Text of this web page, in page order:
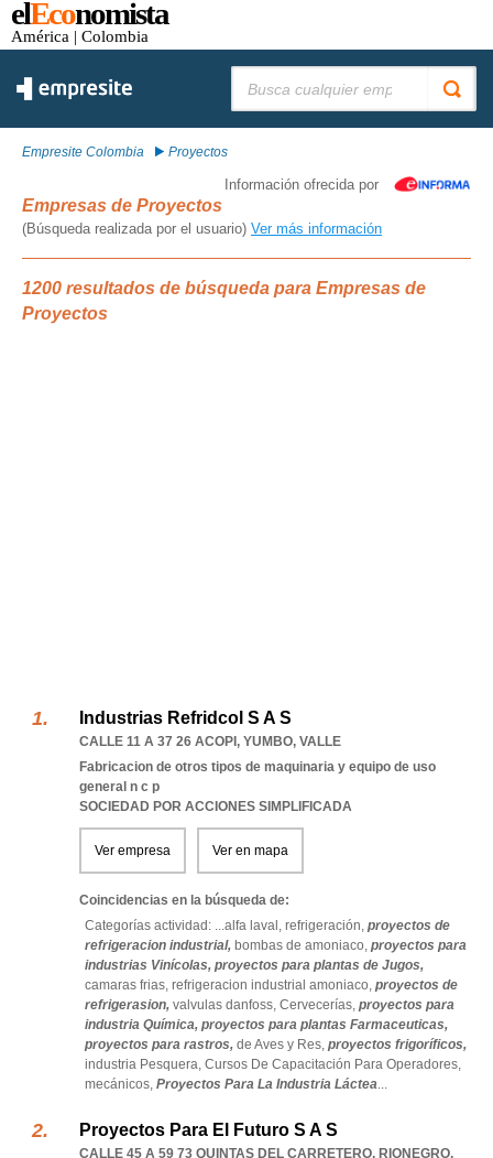
elEconomista
América | Colombia
Empresite Colombia Proyectos
Información ofrecida por
Empresas de Proyectos
(Búsqueda realizada por el usuario) Ver más información
1200 resultados de búsqueda para Empresas de
Proyectos
Industrias Refridcol S A S
CALLE 11 A 37 26 ACOPI , YUMBO, VALLE
Fabricacion de otros tipos de maquinaria y equipo de uso
general n c p
SOCIEDAD POR ACCIONES SIMPLIFICADA
Ver empresa Ver en mapa
Coincidencias en la búsqueda de:
Categorías actividad: ...alfa laval, refrigeración, proyectos de
refrigeracion industrial, bombas de amoniaco, proyectos para
industrias Vinícolas, proyectos para plantas de Jugos,
camaras frias, refrigeracion industrial amoniaco, proyectos de
refrigerasion, valvulas danfoss, Cervecerías, proyectos para
industria Química, proyectos para plantas Farmaceuticas,
proyectos para rastros, de Aves y Res, proyectos frigoríficos,
industria Pesquera, Cursos De Capacitación Para Operadores,
mecánicos, Proyectos Para La Industria Láctea...
Proyectos Para El Futuro S A S
CALLE 45 A 59 73 QUINTAS DEL CARRETERO, RIONEGRO,